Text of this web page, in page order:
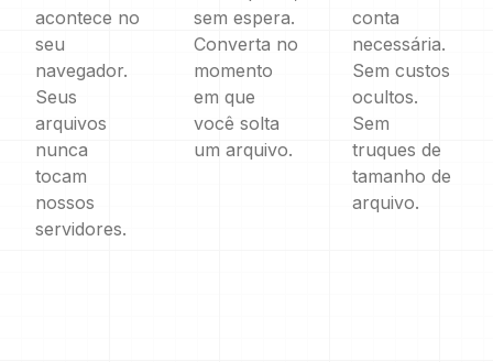
acontece no
seu
navegador.
Seus
arquivos
nunca
tocam
nossos
servidores.
sem espera.
Converta no
momento
em que
você solta
um arquivo.
conta
necessária.
Sem custos
ocultos.
Sem
truques de
tamanho de
arquivo.